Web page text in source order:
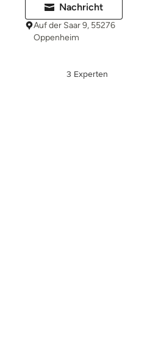
Nachricht
Auf der Saar 9, 55276
Oppenheim
3 Experten